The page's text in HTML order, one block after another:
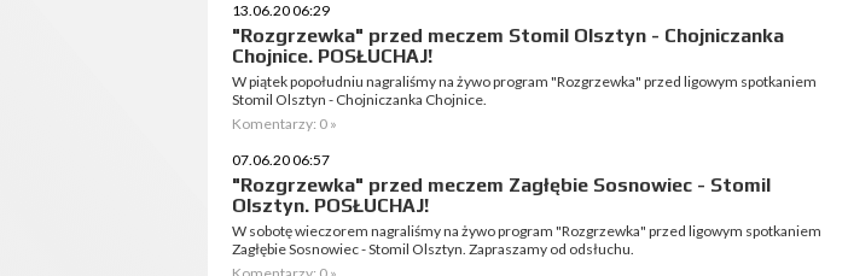
13.06.20 06:29
"Rozgrzewka" przed meczem Stomil Olsztyn - Chojniczanka
Chojnice. POSŁUCHAJ!
W piątek popołudniu nagraliśmy na żywo program "Rozgrzewka" przed ligowym spotkaniem
Stomil Olsztyn - Chojniczanka Chojnice.
Komentarzy: 0 »
07.06.20 06:57
"Rozgrzewka" przed meczem Zagłębie Sosnowiec - Stomil
Olsztyn. POSŁUCHAJ!
W sobotę wieczorem nagraliśmy na żywo program "Rozgrzewka" przed ligowym spotkaniem
Zagłębie Sosnowiec - Stomil Olsztyn. Zapraszamy od odsłuchu.